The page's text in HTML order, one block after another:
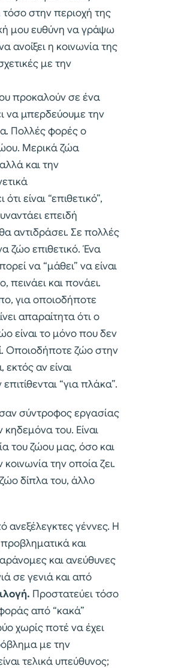
στην περιοχή της
μου ευθύνη να γράψω
η κοινωνία της
με την
προκαλούν σε ένα
να μπερδεύουμε την
Πολλές φορές ο
Μερικά ζώα
και την
είναι “επιθετικό”,
επειδή
αντιδράσει. Σε πολλές
ζώο επιθετικό. Ένα
να “μάθει” να είναι
πεινάει και πονάει.
για οποιοδήποτε
απαραίτητα ότι ο
είναι το μόνο που δεν
Οποιοδήποτε ζώο στην
αν είναι
“για πλάκα”.
σύντροφος εργασίας
του. Είναι
του ζώου μας, όσο και
την οποία ζει.
δίπλα του, άλλο
γέννες. Η
και
και ανεύθυνες
σε γενιά και από
Προστατεύει τόσο
από “κακά”
χωρίς ποτέ να έχει
με την
τελικά υπεύθυνος;